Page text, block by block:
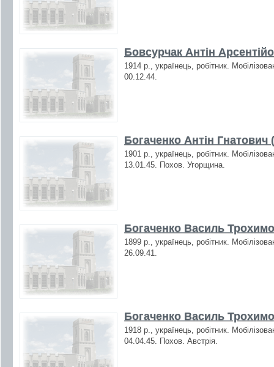
Бовсурчак Антін
1914 р., українець, робітник.
00.12.44.
Богаченко Антін Гнатович
1901 р., українець, робітник.
13.01.45. Похов. Угорщина.
Богаченко Василь
1899 р., українець, робітник.
26.09.41.
Богаченко Василь
1918 р., українець, робітник.
04.04.45. Похов. Австрія.